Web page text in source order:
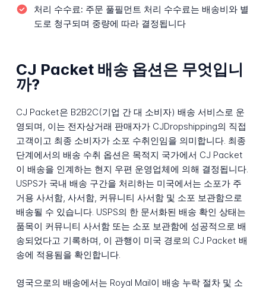
처리 수수료: 주문 풀필먼트 처리 수수료는 배송비와 별
도로 청구되며 중량에 따라 결정됩니다
CJ Packet 배송 옵션은 무엇입니
까?
CJ Packet은 B2B2C(기업 간 대 소비자) 배송 서비스로 운
영되며, 이는 전자상거래 판매자가 CJDropshipping의 직접
고객이고 최종 소비자가 소포 수취인임을 의미합니다. 최종
단계에서의 배송 수취 옵션은 목적지 국가에서 CJ Packet
이 배송을 인계하는 현지 우편 운영업체에 의해 결정됩니다.
USPS가 국내 배송 구간을 처리하는 미국에서는 소포가 주
거용 사서함, 사서함, 커뮤니티 사서함 및 소포 보관함으로
배송될 수 있습니다. USPS의 한 문서화된 배송 확인 상태는
품목이 커뮤니티 사서함 또는 소포 보관함에 성공적으로 배
송되었다고 기록하며, 이 관행이 미국 경로의 CJ Packet 배
송에 적용됨을 확인합니다.
영국으로의 배송에서는 Royal Mail이 배송 누락 절차 및 소